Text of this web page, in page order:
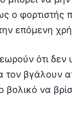
ο φορτιστής
επόμενη
ότι δεν
τον βγάλουν
βολικό να